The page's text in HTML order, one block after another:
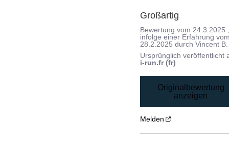
Großartig
Bewertung vom 24.3.2025
infolge einer Erfahrung
28.2.2025 durchVincent B.
Ursprünglich veröffentlicht
i-run.fr (fr)
Originalbewertung
anzeigen
Melden